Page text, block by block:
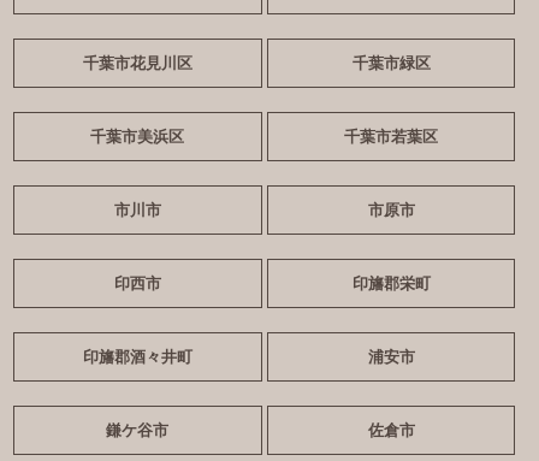
千葉市花見川区 千葉市緑区
千葉市美浜区 千葉市若葉区
市川市 市原市
印西市 印旛郡栄町
印旛郡酒々井町 浦安市
鎌ケ谷市 佐倉市